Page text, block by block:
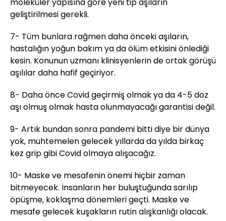
geliştirilmesi gerekli.
7- Tüm bunlara rağmen daha önceki aşıların,
hastalığın yoğun bakım ya da ölüm etkisini önlediği
kesin. Konunun uzmanı klinisyenlerin de ortak görüşü
aşılılar daha hafif geçiriyor.
8- Daha önce Covid geçirmiş olmak ya da 4-5 doz
aşı olmuş olmak hasta olunmayacağı garantisi değil.
9- Artık bundan sonra pandemi bitti diye bir dünya
yok, muhtemelen gelecek yıllarda da yılda birkaç
kez grip gibi Covid olmaya alışacağız.
10- Maske ve mesafenin önemi hiçbir zaman
bitmeyecek. İnsanların her buluştuğunda sarılıp
öpüşme, koklaşma dönemleri geçti. Maske ve
mesafe gelecek kuşakların rutin alışkanlığı olacak.